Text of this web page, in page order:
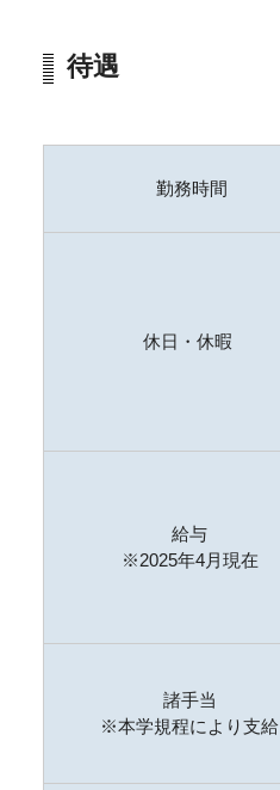
待遇
勤務時間
休日・休暇
給与
※2025年4月現在
諸手当
※本学規程により支給